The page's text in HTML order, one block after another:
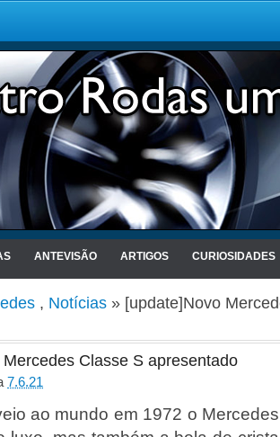
ANTEVISÃO ARTIGOS CURIOSIDADES
, Notícias » [update]Novo
Classe S apresentado
7.6.21
ao mundo em 1972 o